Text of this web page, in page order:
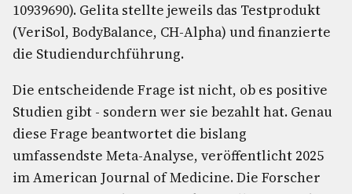
10939690). Gelita stellte jeweils das Testprodukt
(VeriSol, BodyBalance, CH-Alpha) und finanzierte
die Studiendurchführung.
Die entscheidende Frage ist nicht, ob es positive
Studien gibt - sondern wer sie bezahlt hat. Genau
diese Frage beantwortet die bislang
umfassendste Meta-Analyse, veröffentlicht 2025
im American Journal of Medicine. Die Forscher